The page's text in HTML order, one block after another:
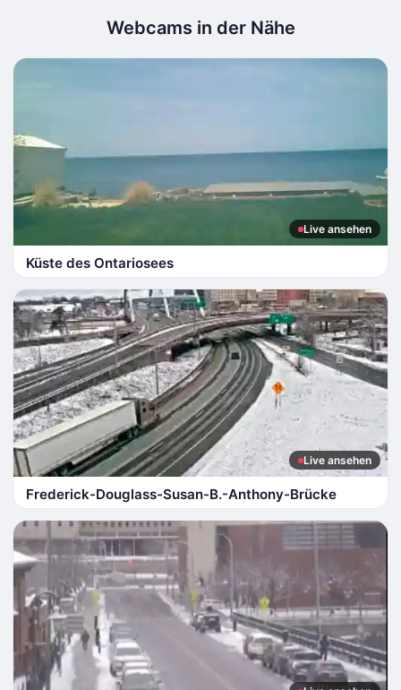
Webcams in der Nähe
Live ansehen
Küste des Ontariosees
Live ansehen
Frederick-Douglass-Susan-B.-Anthony-Brücke